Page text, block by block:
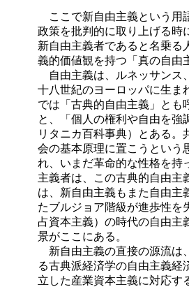
ここで新自由主義という用
政策を批判的に取り上げる時
新自由主義者であると名乗る
義的価値観を持つ「真の自由
自由主義は、ルネッサンス
十八世紀のヨーロッパに生ま
では「古典的自由主義」とも
と、「個人の権利や自由を強
リタニカ百科事典）とある
会の基本原理に置こうという
れ、いまだ革命的な性格を持
主義者は、この古典的自由主
は、新自由主義もまた自由主
たブルジョア階級が進歩性を
占資本主義）の時代の自由主
景がここにある。
新自由主義の直接の源流は
る古典派経済学の自由主義経
立した産業資本主義に対応す